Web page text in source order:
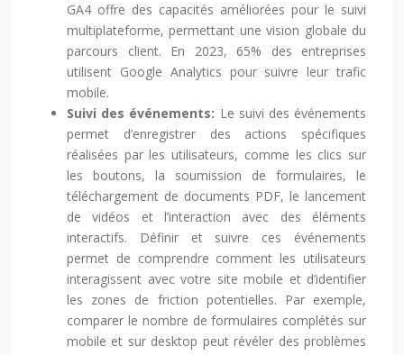
GA4 offre des capacités améliorées pour le suivi
multiplateforme, permettant une vision globale du
parcours client. En 2023, 65% des entreprises
utilisent Google Analytics pour suivre leur trafic
mobile.
Suivi des événements: Le suivi des événements
permet d’enregistrer des actions spécifiques
réalisées par les utilisateurs, comme les clics sur
les boutons, la soumission de formulaires, le
téléchargement de documents PDF, le lancement
de vidéos et l’interaction avec des éléments
interactifs. Définir et suivre ces événements
permet de comprendre comment les utilisateurs
interagissent avec votre site mobile et d’identifier
les zones de friction potentielles. Par exemple,
comparer le nombre de formulaires complétés sur
mobile et sur desktop peut révéler des problèmes